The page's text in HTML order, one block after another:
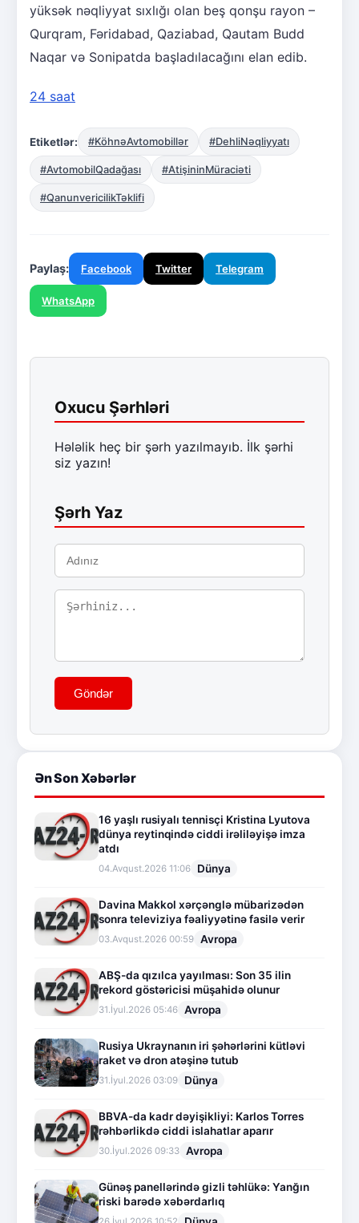
yüksək nəqliyyat sıxlığı olan beş qonşu rayon –
Qurqram, Fəridabad, Qaziabad, Qautam Budd
Naqar və Sonipatda başladılacağını elan edib.
24 saat
Etiketlər: #KöhnəAvtomobillər #DehliNəqliyyatı
#AvtomobilQadağası #AtişininMüraciəti
#QanunvericilikTəklifi
Paylaş: Facebook Twitter Telegram
WhatsApp
Oxucu Şərhləri
Hələlik heç bir şərh yazılmayıb. İlk şərhi
siz yazın!
Şərh Yaz
Göndər
Ən Son Xəbərlər
16 yaşlı rusiyalı tennisçi Kristina Lyutova
dünya reytinqində ciddi irəliləyişə imza
atdı
04.Avqust.2026 11:06 Dünya
Davina Makkol xərçənglə mübarizədən
sonra televiziya fəaliyyətinə fasilə verir
03.Avqust.2026 00:59 Avropa
ABŞ-da qızılca yayılması: Son 35 ilin
rekord göstəricisi müşahidə olunur
31.İyul.2026 05:46 Avropa
Rusiya Ukraynanın iri şəhərlərini kütləvi
raket və dron atəşinə tutub
31.İyul.2026 03:09 Dünya
BBVA-da kadr dəyişikliyi: Karlos Torres
rəhbərlikdə ciddi islahatlar aparır
30.İyul.2026 09:33 Avropa
Günəş panellərində gizli təhlükə: Yanğın
riski barədə xəbərdarlıq